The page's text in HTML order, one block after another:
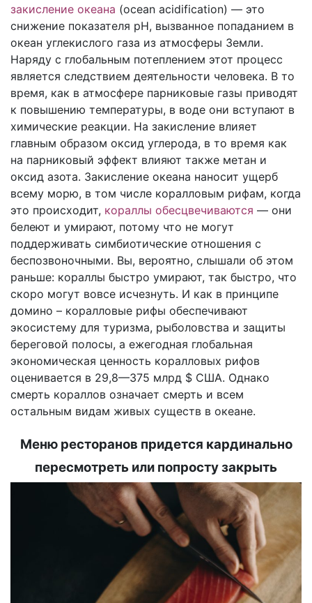
закисление океана (ocean acidification) — это
снижение показателя pH, вызванное попаданием в
океан углекислого газа из атмосферы Земли.
Наряду с глобальным потеплением этот процесс
является следствием деятельности человека. В то
время, как в атмосфере парниковые газы приводят
к повышению температуры, в воде они вступают в
химические реакции. На закисление влияет
главным образом оксид углерода, в то время как
на парниковый эффект влияют также метан и
оксид азота. Закисление океана наносит ущерб
всему морю, в том числе коралловым рифам, когда
это происходит, кораллы обесцвечиваются — они
белеют и умирают, потому что не могут
поддерживать симбиотические отношения с
беспозвоночными. Вы, вероятно, слышали об этом
раньше: кораллы быстро умирают, так быстро, что
скоро могут вовсе исчезнуть. И как в принципе
домино – коралловые рифы обеспечивают
экосистему для туризма, рыболовства и защиты
береговой полосы, а ежегодная глобальная
экономическая ценность коралловых рифов
оценивается в 29,8—375 млрд $ США. Однако
смерть кораллов означает смерть и всем
остальным видам живых существ в океане.
Меню ресторанов придется кардинально
пересмотреть или попросту закрыть